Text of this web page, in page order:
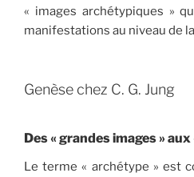
« images archétypiques »
manifestations au niveau de
Genèse chez C. G. Jung
Des « grandes images »
Le terme « archétype » est